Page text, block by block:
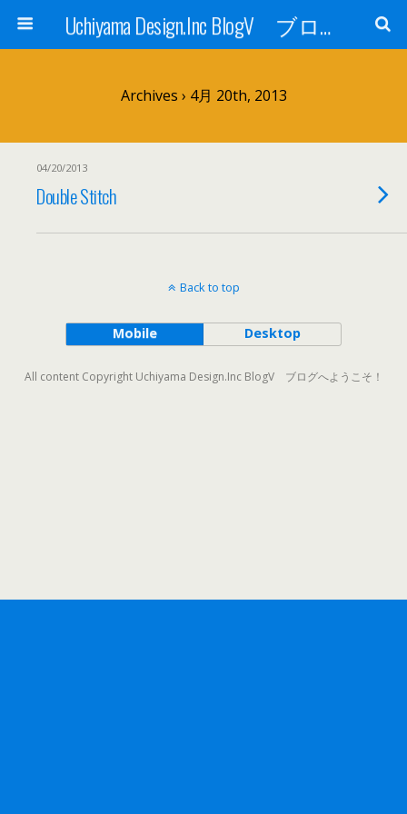
Uchiyama Design.Inc BlogV ブログへようこそ！
Archives › 4月 20th, 2013
04/20/2013
Double Stitch
Back to top
Mobile Desktop
All content Copyright Uchiyama Design.Inc BlogV ブログへようこそ！